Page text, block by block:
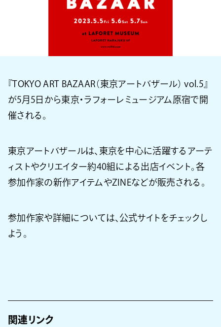
『TOKYO ART BAZAAR（東京アートバザール） vol.5』
が5月5日から東京・ラフォーレミュージアム原宿で開
催される。
東京アートバザールは、東京を中心に活躍するアーテ
ィストやクリエイター約40組による出店イベント。各
参加作家の新作アイテムやZINEなどが販売される。
参加作家や詳細については、公式サイトをチェックし
よう。
関連リンク